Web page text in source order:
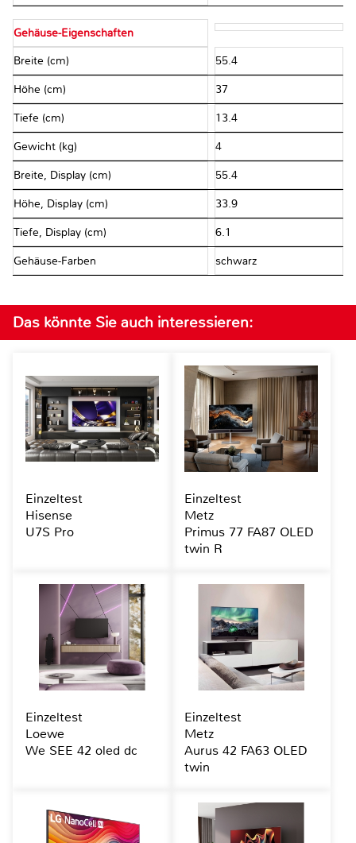
Gehäuse-Eigenschaften
Breite (cm) 55.4
Höhe (cm) 37
Tiefe (cm) 13.4
Gewicht (kg) 4
Breite, Display (cm) 55.4
Höhe, Display (cm) 33.9
Tiefe, Display (cm) 6.1
Gehäuse-Farben schwarz
Das könnte Sie auch interessieren:
Einzeltest
Hisense
U7S Pro
Einzeltest
Metz
Primus 77 FA87 OLED
twin R
Einzeltest
Loewe
We SEE 42 oled dc
Einzeltest
Metz
Aurus 42 FA63 OLED
twin